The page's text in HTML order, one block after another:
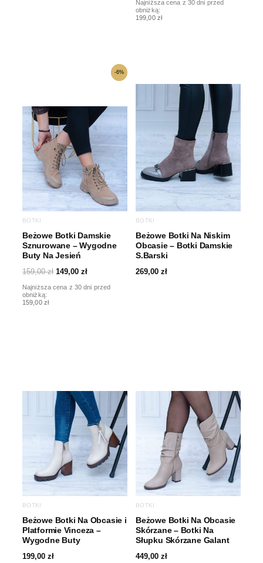
Najniższa cena z 30 dni przed
obniżką:
199,00 zł
-6%
BOTKI
Beżowe Botki Damskie
Sznurowane – Wygodne
Buty Na Jesień
159,00zł 149,00 zł
Aktualna
Najniższa cena z 30 dni przed
obniżką:
159,00 zł
BOTKI
Beżowe Botki Na Niskim
Obcasie – Botki Damskie
S.Barski
269,00 zł
BOTKI
Beżowe Botki Na Obcasie i
Platformie Vinceza –
Wygodne Buty
199,00 zł
BOTKI
Beżowe Botki Na Obcasie
Skórzane – Botki Na
Słupku Skórzane Galant
449,00 zł